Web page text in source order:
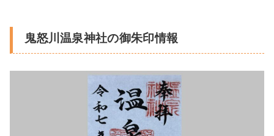
鬼怒川温泉神社の御朱印情報